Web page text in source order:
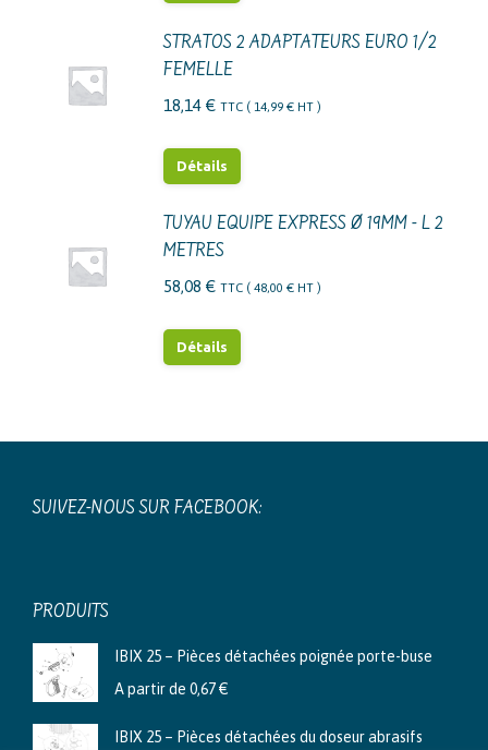
STRATOS 2 ADAPTATEURS EURO 1/2
FEMELLE
18,14 € TTC ( 14,99 € HT )
Détails
TUYAU EQUIPE EXPRESS Ø 19MM - L 2
METRES
58,08 € TTC ( 48,00 € HT )
Détails
SUIVEZ-NOUS SUR FACEBOOK:
PRODUITS
IBIX 25 – Pièces détachées poignée porte-buse
A partir de 0,67€
IBIX 25 – Pièces détachées du doseur abrasifs